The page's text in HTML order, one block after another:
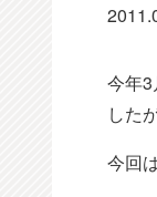
今年
した
今回